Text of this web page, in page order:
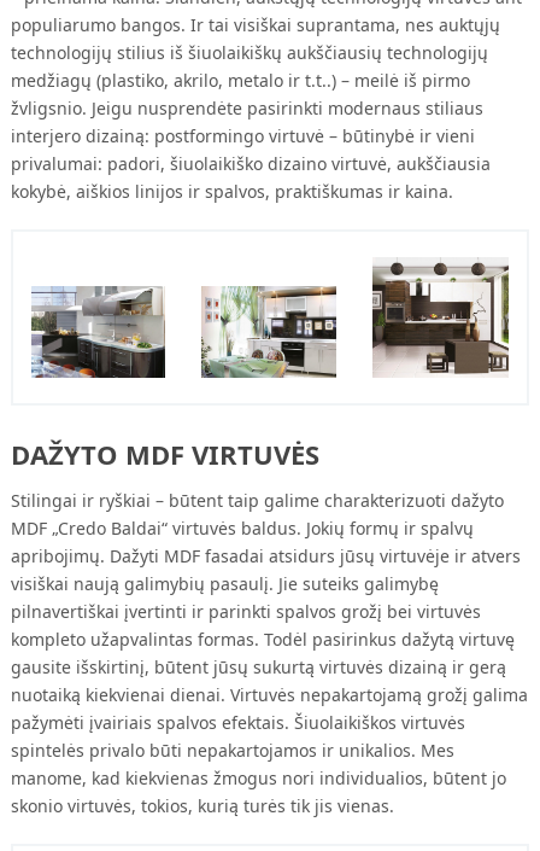
populiarumo bangos. Ir tai visiškai suprantama, nes auktųjų
technologijų stilius iš šiuolaikiškų aukščiausių technologijų
medžiagų (plastiko, akrilo, metalo ir t.t..) – meilė iš pirmo
žvligsnio. Jeigu nusprendėte pasirinkti modernaus stiliaus
interjero dizainą: postformingo virtuvė – būtinybė ir vieni
privalumai: padori, šiuolaikiško dizaino virtuvė, aukščiausia
kokybė, aiškios linijos ir spalvos, praktiškumas ir kaina.
DAŽYTO MDF VIRTUVĖS
Stilingai ir ryškiai – būtent taip galime charakterizuoti dažyto
MDF „Credo Baldai“ virtuvės baldus. Jokių formų ir spalvų
apribojimų. Dažyti MDF fasadai atsidurs jūsų virtuvėje ir atvers
visiškai naują galimybių pasaulį. Jie suteiks galimybę
pilnavertiškai įvertinti ir parinkti spalvos grožį bei virtuvės
kompleto užapvalintas formas. Todėl pasirinkus dažytą virtuvę
gausite išskirtinį, būtent jūsų sukurtą virtuvės dizainą ir gerą
nuotaiką kiekvienai dienai. Virtuvės nepakartojamą grožį galima
pažymėti įvairiais spalvos efektais. Šiuolaikiškos virtuvės
spintelės privalo būti nepakartojamos ir unikalios. Mes
manome, kad kiekvienas žmogus nori individualios, būtent jo
skonio virtuvės, tokios, kurią turės tik jis vienas.